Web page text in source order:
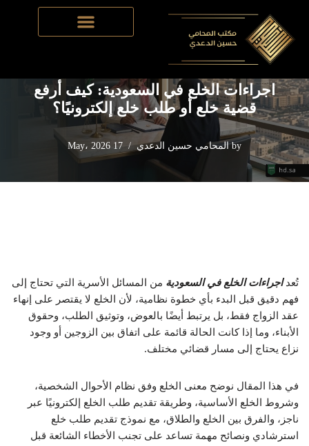
Skip
Home
-قضايا الخلع في السعودية​
اجراءات الخلع في السعودية:
كيف أرفع قضية خلع أو طلب خلع إلكترونيًا؟
اجراءات الخلع في السعودية: كيف أرفع
قضية خلع أو طلب خلع إلكترونيًا؟
by المحامي حسين الدعدي 17 May، 2026
تُعداجراءات الخلع في السعودية من المسائل الأسرية التي تحتاج إلى
فهم دقيق قبل البدء بأي خطوة نظامية، لأن الخلع لا يقتصر على إنهاء
عقد الزواج فقط، بل يرتبط أيضًا بالعوض، وتوثيق الطلب، وحقوق
الأبناء، وما إذا كانت الحالة قائمة على اتفاق بين الزوجين أو وجود
نزاع يحتاج إلى مسار قضائي مختلف.
في هذا المقال نوضح معنى الخلع وفق نظام الأحوال الشخصية،
وشروط الخلع الأساسية، وطريقة تقديم طلب الخلع إلكترونيًا عبر
ناجز، والفرق بين الخلع والطلاق، مع نموذج تقديم طلب خلع
استرشادي ونصائح مهمة تساعد على تجنب الأخطاء الشائعة قبل